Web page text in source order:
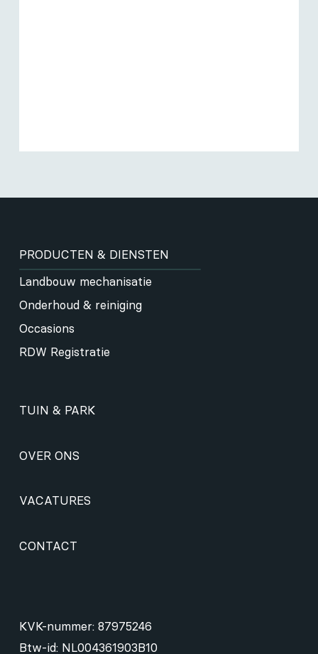
PRODUCTEN & DIENSTEN
Landbouw mechanisatie
Onderhoud & reiniging
Occasions
RDW Registratie
TUIN & PARK
OVER ONS
VACATURES
CONTACT
KVK-nummer: 87975246
Btw-id: NL004361903B10